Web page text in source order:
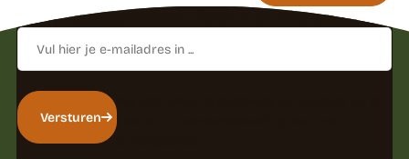
Laat je inspirerendoor kennis en tips
E-
mailadres
Versturen